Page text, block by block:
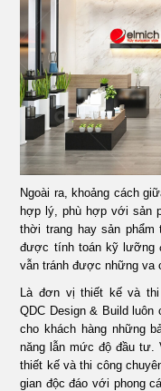
Ngoài ra, khoảng cách
hợp lý, phù hợp với sản
thời trang hay sản phẩm
được tính toán kỹ lưỡng
vẫn tránh được những va
Là đơn vị thiết kế và thi
QDC Design & Build
cho khách hàng những
năng lẫn mức độ đầu tư.
thiết kế và thi công
gian độc đáo với phong